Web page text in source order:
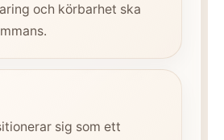
och körbarhet ska
sig som ett